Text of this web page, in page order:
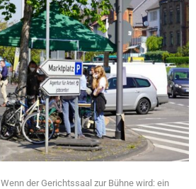
Wenn der Gerichtssaal zur Bühne wird: ein